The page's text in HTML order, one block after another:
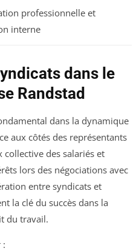
professionnelle et
interne
dans le
Randstad
dans la dynamique
aux côtés des représentants
des salariés et
lors des négociations avec
entre syndicats et
la clé du succès dans la
du travail.
: